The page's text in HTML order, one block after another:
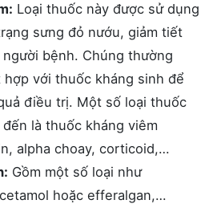
Loại thuốc này được sử dụng
sưng đỏ nướu, giảm tiết
bệnh. Chúng thường
với thuốc kháng sinh để
điều trị. Một số loại thuốc
là thuốc kháng viêm
alpha choay, corticoid,…
Gồm một số loại như
hoặc efferalgan,…